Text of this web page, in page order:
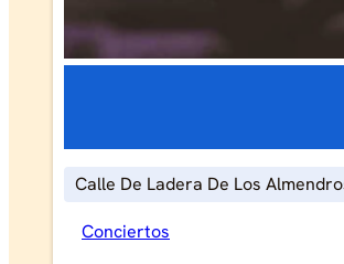
Calle De Ladera De Los
Conciertos